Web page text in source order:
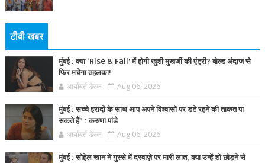
टीवी खबर
मुंबई : क्या ‘Rise & Fall’ में होगी खुशी मुखर्जी की एंट्री? बोल्ड अंदाज से
फिर मचेगा तहलका!
आर्यावर्त डेस्क Aug 06, 2026
मुंबई : सच्चे इरादों के साथ आप अपने विश्वासों पर डटे रहने की ताकत पा
सकते हैं” : करुणा पांडे
आर्यावर्त डेस्क Aug 06, 2026
मुंबई : सोहेल खान ने गुस्से में दरवाज़े पर मारी लात, क्या उन्हें शो छोड़ने से